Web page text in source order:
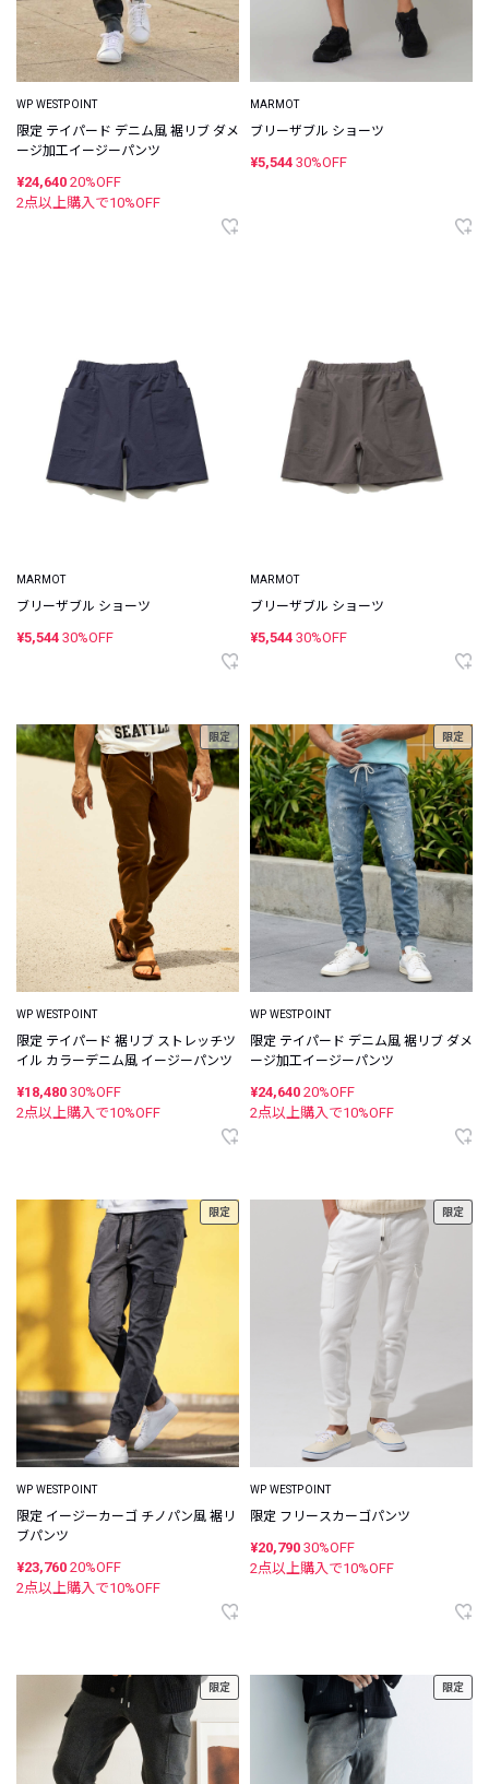
WP WESTPOINT
限定 テイパード デニム風 裾リブ ダメ
ージ加工イージーパンツ
¥24,640 20%OFF
2点以上購入で10%OFF
MARMOT
ブリーザブル ショーツ
¥5,544 30%OFF
MARMOT
ブリーザブル ショーツ
¥5,544 30%OFF
MARMOT
ブリーザブル ショーツ
¥5,544 30%OFF
限定
WP WESTPOINT
限定 テイパード 裾リブ ストレッチツ
イル カラーデニム風 イージーパンツ
¥18,480 30%OFF
2点以上購入で10%OFF
限定
WP WESTPOINT
限定 テイパード デニム風 裾リブ ダメ
ージ加工イージーパンツ
¥24,640 20%OFF
2点以上購入で10%OFF
限定
WP WESTPOINT
限定 イージーカーゴ チノパン風 裾リ
ブパンツ
¥23,760 20%OFF
2点以上購入で10%OFF
限定
WP WESTPOINT
限定 フリースカーゴパンツ
¥20,790 30%OFF
2点以上購入で10%OFF
限定 限定